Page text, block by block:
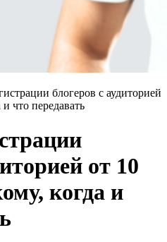
блогеров с аудиторией
что передавать
от 10
когда и